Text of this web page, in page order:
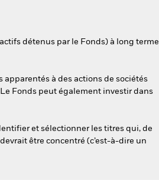
détenus par le Fonds) à long terme
à des actions de sociétés
Fonds peut également investir dans
et sélectionner les titres qui, de
être concentré (c’est-à-dire un